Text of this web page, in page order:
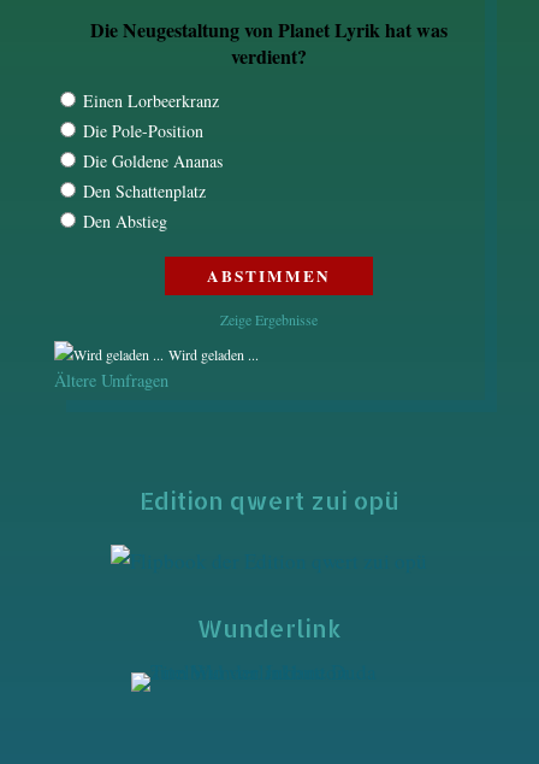
Die Neugestaltung von Planet Lyrik hat was
verdient?
Einen Lorbeerkranz
Die Pole-Position
Die Goldene Ananas
Den Schattenplatz
Den Abstieg
Zeige Ergebnisse
Wird geladen ...
Ältere Umfragen
Edition qwert zui opü
Wunderlink